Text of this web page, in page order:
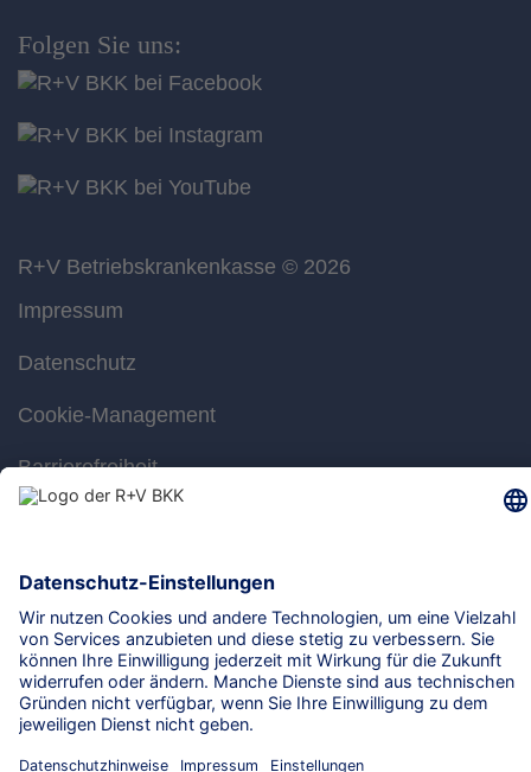
Folgen Sie uns:
R+V Betriebskrankenkasse © 2026
Impressum
Datenschutz
Cookie-Management
Barrierefreiheit
Leichte Sprache